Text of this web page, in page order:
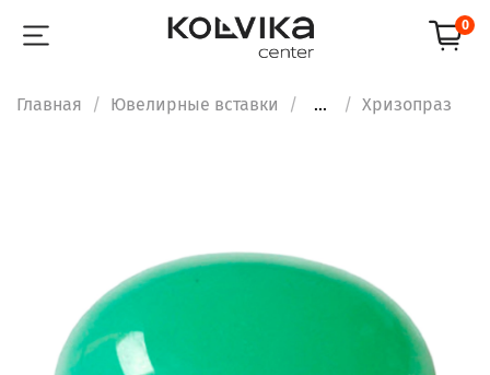
0
Главная Ювелирные вставки ... Хризопраз